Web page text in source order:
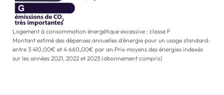
Logement à consommation énergétique excessive : classe F
Montant estimé des dépenses annuelles d'énergie pour un usage standard:
entre 3 410,00€ et 4 660,00€ par an.Prix moyens des énergies indexés
sur les années 2021, 2022 et 2023 (abonnement compris)